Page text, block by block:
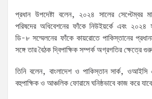
প্রধান উপদেষ্টা বলেন, ২০২৪ সালের সেপ্টেম্বর
পরিষদের অধিবেশনের ফাঁকে নিউইয়র্কে এবং ২০২৪
ডি-৮ সম্মেলনের ফাঁকে কায়রোতে পাকিস্তানের
সঙ্গে তার বৈঠক দ্বিপাক্ষিক সম্পর্ক অগ্রগতির ক্ষেত্রে
তিনি বলেন, বাংলাদেশ ও পাকিস্তান সার্ক,
বহুপাক্ষিক ও আঞ্চলিক ফোরামে ঘনিষ্ঠভাবে কাজ করে